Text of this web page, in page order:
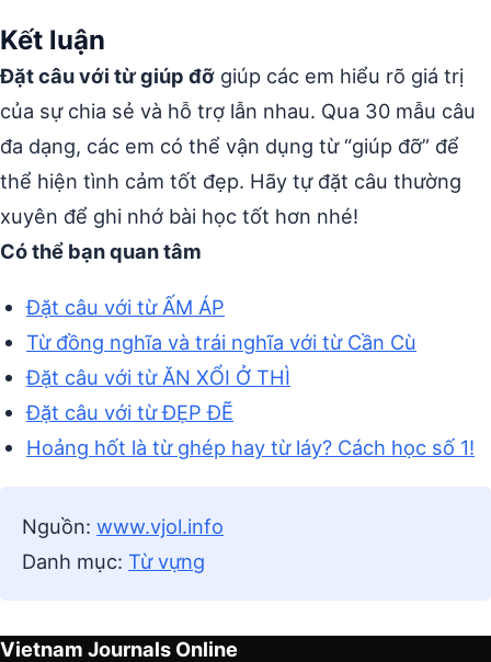
Kết luận
Đặt câu với từ giúp đỡ giúp các em hiểu rõ giá trị
của sự chia sẻ và hỗ trợ lẫn nhau. Qua 30 mẫu câu
đa dạng, các em có thể vận dụng từ “giúp đỡ” để
thể hiện tình cảm tốt đẹp. Hãy tự đặt câu thường
xuyên để ghi nhớ bài học tốt hơn nhé!
Có thể bạn quan tâm
Đặt câu với từ ẤM ÁP
Từ đồng nghĩa và trái nghĩa với từ Cần Cù
Đặt câu với từ ĂN XỔI Ở THÌ
Đặt câu với từ ĐẸP ĐẼ
Hoảng hốt là từ ghép hay từ láy? Cách học số 1!
Nguồn: www.vjol.info
Danh mục: Từ vựng
Vietnam Journals Online